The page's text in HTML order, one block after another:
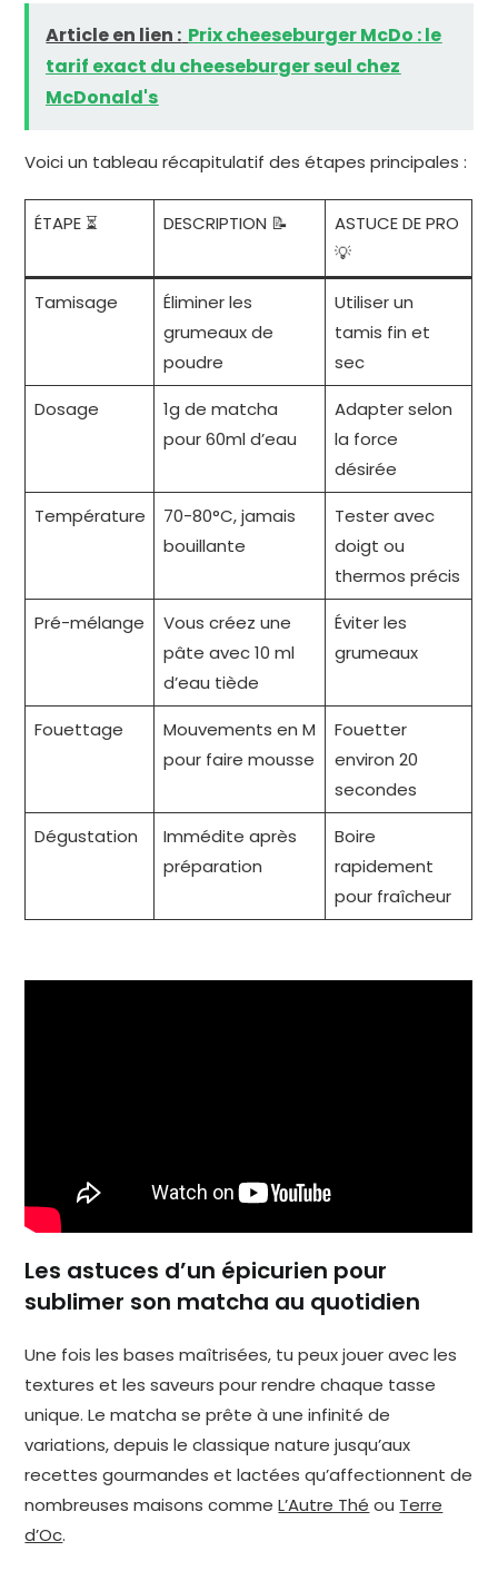
Article en lien : Prix cheeseburger McDo : le
tarif exact du cheeseburger seul chez
McDonald's
Voici un tableau récapitulatif des étapes principales :
ÉTAPE ⏳ DESCRIPTION 📝
ASTUCE DE PRO
💡
Tamisage
Éliminer les
grumeaux de
poudre
Utiliser un
tamis fin et
sec
Dosage
1g de matcha
pour 60ml d’eau
Adapter selon
la force
désirée
Température
70-80°C, jamais
bouillante
Tester avec
doigt ou
thermos précis
Pré-mélange
Vous créez une
pâte avec 10 ml
d’eau tiède
Éviter les
grumeaux
Fouettage
Mouvements en M
pour faire mousse
Fouetter
environ 20
secondes
Dégustation
Immédite après
préparation
Boire
rapidement
pour fraîcheur
Les astuces d’un épicurien pour
sublimer son matcha au quotidien
Une fois les bases maîtrisées, tu peux jouer avec les
textures et les saveurs pour rendre chaque tasse
unique. Le matcha se prête à une infinité de
variations, depuis le classique nature jusqu’aux
recettes gourmandes et lactées qu’affectionnent de
nombreuses maisons commeL’Autre Thé ou Terre
d’Oc.